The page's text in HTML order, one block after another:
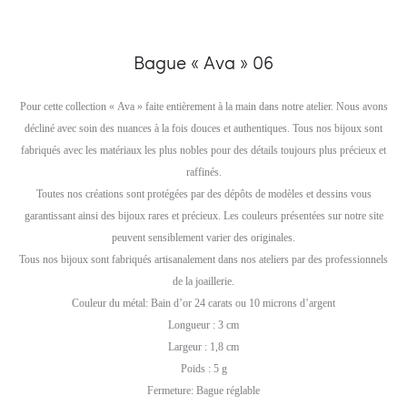
Bague « Ava » 06
Pour cette collection « Ava » faite entièrement à la main dans notre atelier. Nous avons
décliné avec soin des nuances à la fois douces et authentiques. Tous nos bijoux sont
fabriqués avec les matériaux les plus nobles pour des détails toujours plus précieux et
raffinés.
Toutes nos créations sont protégées par des dépôts de modèles et dessins vous
garantissant ainsi des bijoux rares et précieux. Les couleurs présentées sur notre site
peuvent sensiblement varier des originales.
Tous nos bijoux sont fabriqués artisanalement dans nos ateliers par des professionnels
de la joaillerie.
Couleur du métal: Bain d’or 24 carats ou 10 microns d’argent
Longueur : 3 cm
Largeur : 1,8 cm
Poids : 5 g
Fermeture: Bague réglable